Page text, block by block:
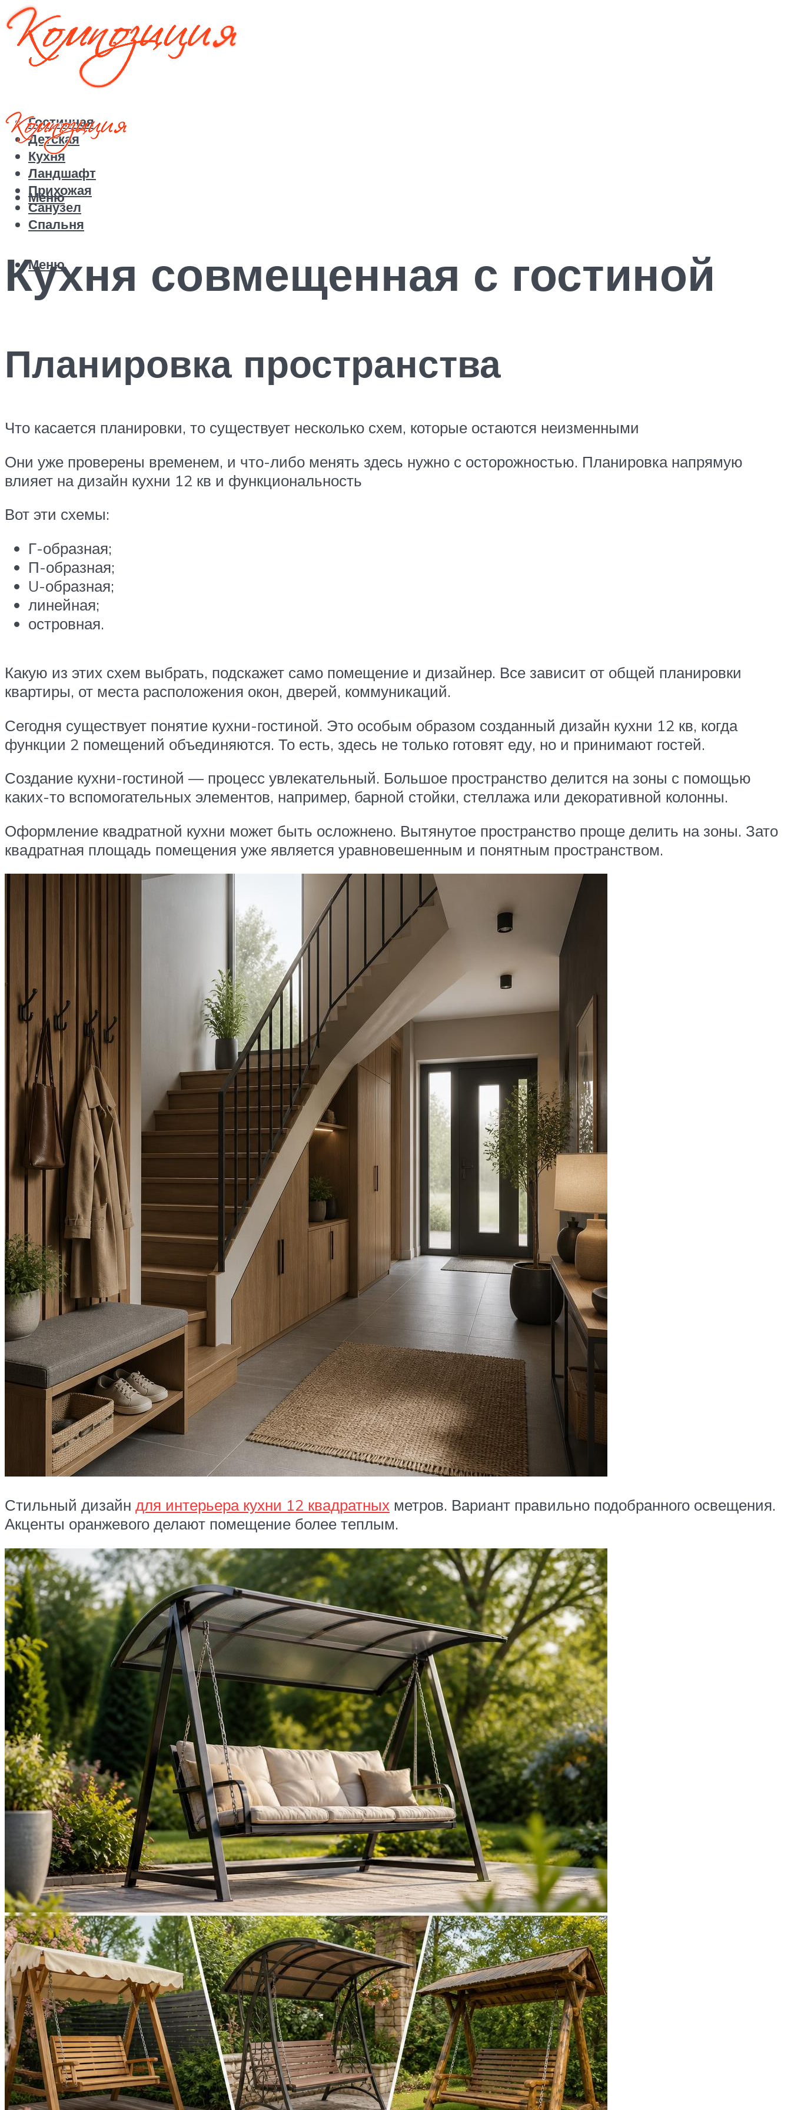
Гостинная
Детская
Кухня
Ландшафт
Прихожая
Санузел
Спальня
Меню
Меню
Кухня совмещенная с гостиной
Планировка пространства
Что касается планировки, то существует несколько схем, которые остаются неизменными
Они уже проверены временем, и что-либо менять здесь нужно с осторожностью. Планировка напрямую
влияет на дизайн кухни 12 кв и функциональность
Вот эти схемы:
Г-образная;
П-образная;
U-образная;
линейная;
островная.
Какую из этих схем выбрать, подскажет само помещение и дизайнер. Все зависит от общей планировки
квартиры, от места расположения окон, дверей, коммуникаций.
Сегодня существует понятие кухни-гостиной. Это особым образом созданный дизайн кухни 12 кв, когда
функции 2 помещений объединяются. То есть, здесь не только готовят еду, но и принимают гостей.
Создание кухни-гостиной — процесс увлекательный. Большое пространство делится на зоны с помощью
каких-то вспомогательных элементов, например, барной стойки, стеллажа или декоративной колонны.
Оформление квадратной кухни может быть осложнено. Вытянутое пространство проще делить на зоны. Зато
квадратная площадь помещения уже является уравновешенным и понятным пространством.
Стильный дизайн для интерьера кухни 12 квадратных метров. Вариант правильно подобранного освещения.
Акценты оранжевого делают помещение более теплым.